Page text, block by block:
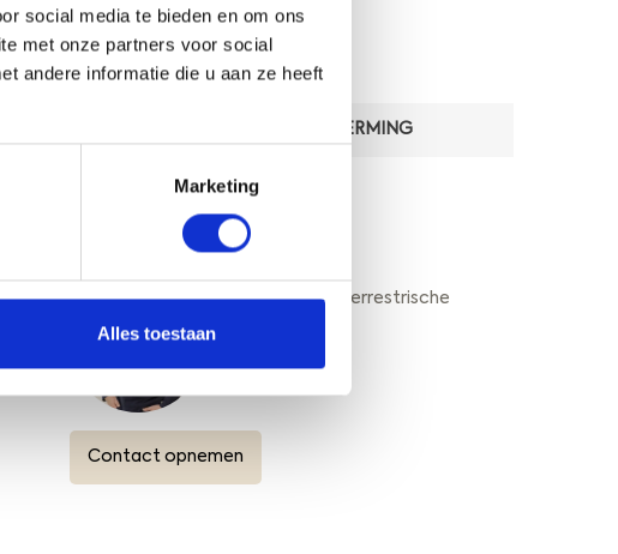
social media te bieden en om ons
met onze partners voor social
andere informatie die u aan ze heeft
Marketing
Alles toestaan
DIENSTEN
QUICKSCAN SOORTENBESCHERMING
Afdelingshoofd Terrestrische
Ecologie
Contact opnemen